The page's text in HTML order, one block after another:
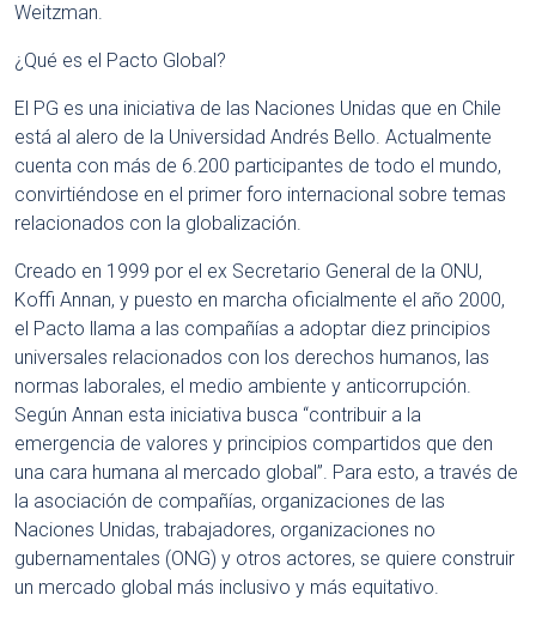
Weitzman.
¿Qué es el Pacto Global?
El PG es una iniciativa de las Naciones Unidas que en Chile
está al alero de la Universidad Andrés Bello. Actualmente
cuenta con más de 6.200 participantes de todo el mundo,
convirtiéndose en el primer foro internacional sobre temas
relacionados con la globalización.
Creado en 1999 por el ex Secretario General de la ONU,
Koffi Annan, y puesto en marcha oficialmente el año 2000,
el Pacto llama a las compañías a adoptar diez principios
universales relacionados con los derechos humanos, las
normas laborales, el medio ambiente y anticorrupción.
Según Annan esta iniciativa busca “contribuir a la
emergencia de valores y principios compartidos que den
una cara humana al mercado global”. Para esto, a través de
la asociación de compañías, organizaciones de las
Naciones Unidas, trabajadores, organizaciones no
gubernamentales (ONG) y otros actores, se quiere construir
un mercado global más inclusivo y más equitativo.